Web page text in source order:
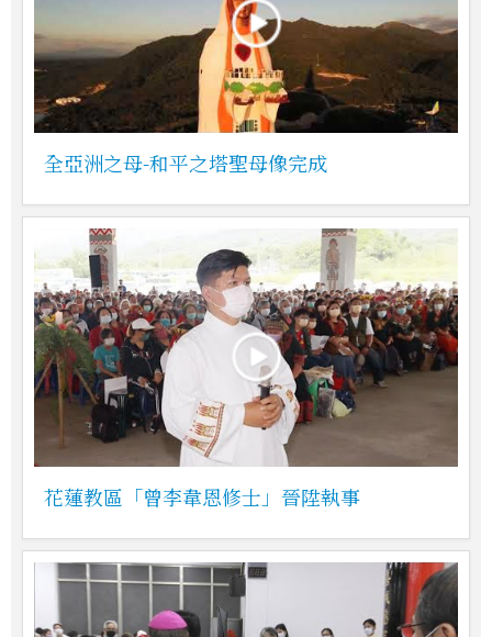
全亞洲之母-和平之塔聖母像完成
花蓮教區「曾李韋恩修士」晉陞執事